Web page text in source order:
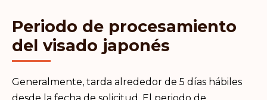
Periodo de procesamiento
del visado japonés
Generalmente, tarda alrededor de 5 días hábiles